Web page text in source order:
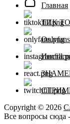
Главная
ТИК
Onlyfans
Copyright © 2026
Все вопросы сюда